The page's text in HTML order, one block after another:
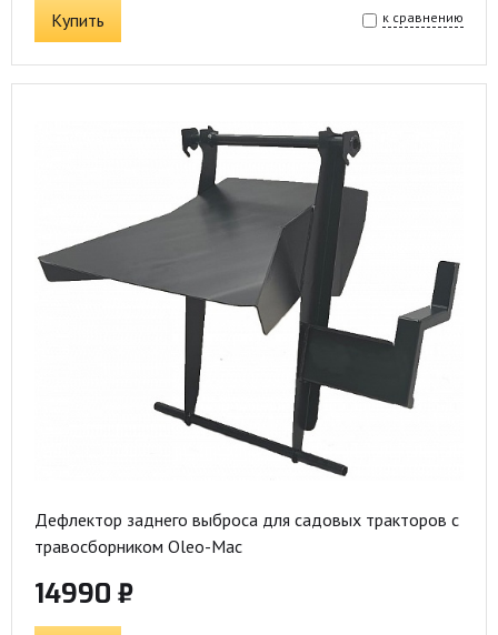
Купить к сравнению
Дефлектор заднего выброса для садовых тракторов с
травосборником Oleo-Mac
14990 ₽